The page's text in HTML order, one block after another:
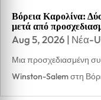
Βόρεια Καρολίνα:
μετά από
Aug 5, 2026 | Νέα-
Μια προσχεδιασμένη
Winston-Salem στη